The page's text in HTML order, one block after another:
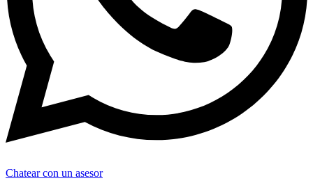
Chatear con un asesor